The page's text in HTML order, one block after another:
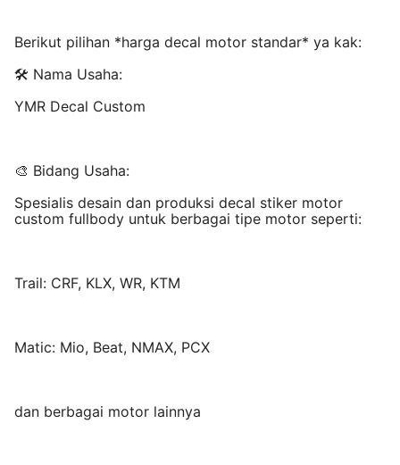
Berikut pilihan *harga decal motor standar* ya kak:
🛠️ Nama Usaha:
YMR Decal Custom
🎨 Bidang Usaha:
Spesialis desain dan produksi decal stiker motor
custom fullbody untuk berbagai tipe motor seperti:
Trail: CRF, KLX, WR, KTM
Matic: Mio, Beat, NMAX, PCX
dan berbagai motor lainnya